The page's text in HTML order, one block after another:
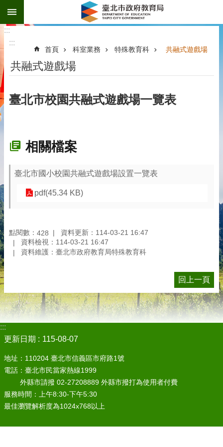
跳到主要內容區塊
:::
:::
首頁 科室業務 特殊教育科 共融式遊戲場
共融式遊戲場
臺北市校園共融式遊戲場一覽表
相關檔案
臺北市國小校園共融式遊戲場設置一覽表
pdf(45.34 KB)
點閱數： 428
資料更新：114-03-21 16:47
資料檢視：114-03-21 16:47
資料維護：臺北市政府教育局特殊教育科
回上一頁
:::
更新日期
115-08-07
地址：110204 臺北市信義區市府路1號
電話：臺北市民當家熱線1999
外縣市請撥 02-27208889 外縣市撥打為使用者付費
服務時間：上午8:30-下午5:30
最佳瀏覽解析度為1024x768以上